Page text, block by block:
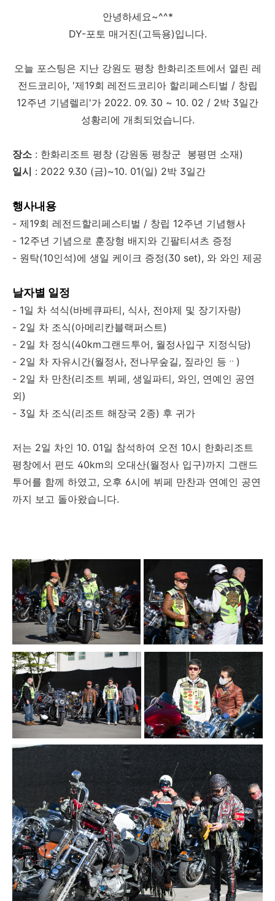
안녕하세요~^^*
DY-포토 매거진(고득용)입니다.
오늘 포스팅은 지난 강원도 평창 한화리조트에서 열린 레
전드코리아, '제19회 레전드코리아 할리페스티벌 / 창립
12주년 기념렐리'가 2022. 09. 30 ~ 10. 02 / 2박 3일간
성황리에 개최되었습니다.
장소 : 한화리조트 평창 (강원동 평창군 봉평면 소재)
일시 : 2022 9.30 (금)~10. 01(일) 2박 3일간
행사내용
- 제19회 레전드할리페스티벌 / 창립 12주년 기념행사
- 12주년 기념으로 훈장형 배지와 긴팔티셔츠 증정
- 원탁(10인석)에 생일 케이크 증정(30 set), 와 와인 제공
날자별 일정
- 1일 차 석식(바베큐파티, 식사, 전야제 및 장기자랑)
- 2일 차 조식(아메리칸블랙퍼스트)
- 2일 차 정식(40km그랜드투어, 월정사입구 지정식당)
- 2일 차 자유시간(월정사, 전나무숲길, 짚라인 등ᆢ)
- 2일 차 만찬(리조트 뷔페, 생일파티, 와인, 연예인 공연
외)
- 3일 차 조식(리조트 해장국 2종) 후 귀가
저는 2일 차인 10. 01일 참석하여 오전 10시 한화리조트
평창에서 편도 40km의 오대산(월정사 입구)까지 그랜드
투어를 함께 하였고, 오후 6시에 뷔페 만찬과 연예인 공연
까지 보고 돌아왔습니다.